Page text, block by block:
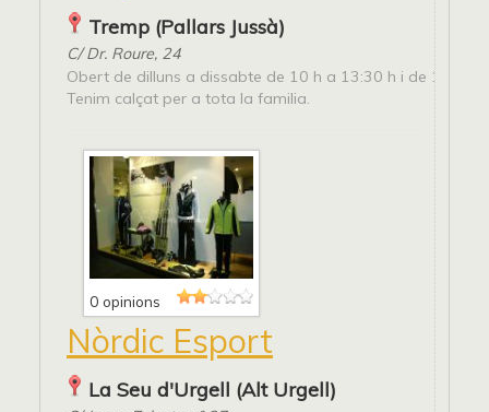
Tremp (Pallars Jussà)
C/ Dr. Roure, 24
Obert de dilluns a dissabte de 10 h a 13:30 h i de 17 h a
Tenim calçat per a tota la familia.
0 opinions
Nòrdic Esport
La Seu d'Urgell (Alt Urgell)